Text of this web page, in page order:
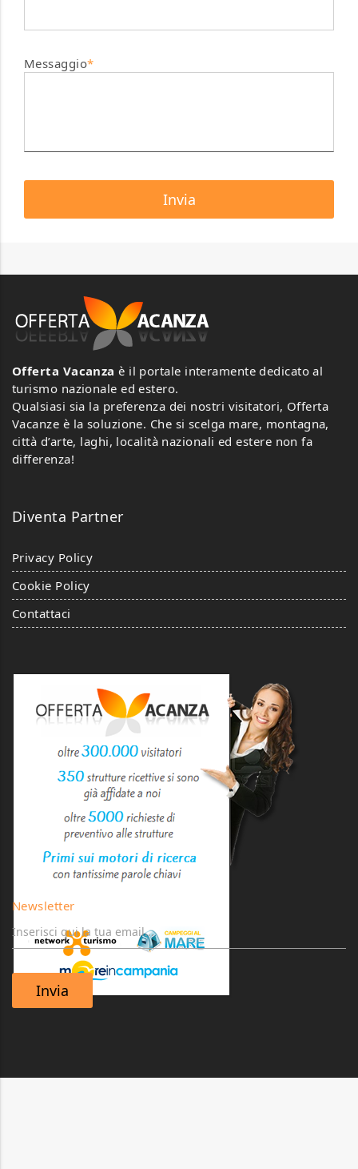
Messaggio*
Offerta Vacanza è il portale interamente dedicato al
turismo nazionale ed estero.
Qualsiasi sia la preferenza dei nostri visitatori, Offerta
Vacanze è la soluzione. Che si scelga mare, montagna,
città d’arte, laghi, località nazionali ed estere non fa
differenza!
Diventa Partner
Privacy Policy
Cookie Policy
Contattaci
Newsletter